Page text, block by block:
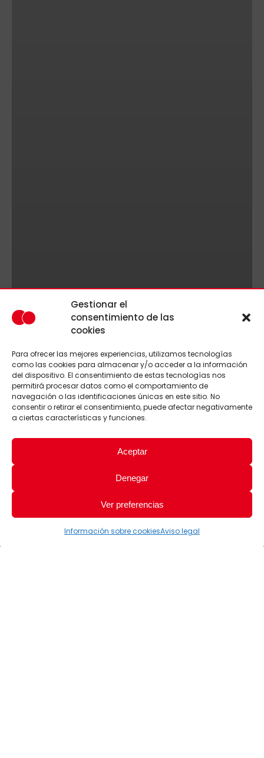
Gestionar el
consentimiento de las
cookies
Para ofrecer las mejores experiencias, utilizamos tecnologías
como las cookies para almacenar y/o acceder a la información
del dispositivo. El consentimiento de estas tecnologías nos
permitirá procesar datos como el comportamiento de
navegación o las identificaciones únicas en este sitio. No
consentir o retirar el consentimiento, puede afectar negativamente
a ciertas características y funciones.
Aceptar
Denegar
Ver preferencias
Información sobre cookiesAviso legal